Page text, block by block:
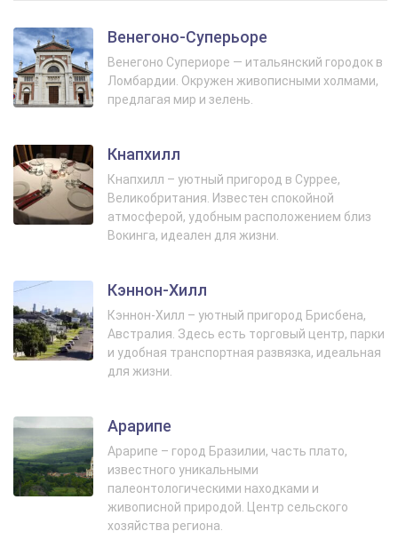
Венегоно-Суперьоре
Венегоно Супериоре — итальянский городок в
Ломбардии. Окружен живописными холмами,
предлагая мир и зелень.
Кнапхилл
Кнапхилл – уютный пригород в Суррее,
Великобритания. Известен спокойной
атмосферой, удобным расположением близ
Вокинга, идеален для жизни.
Кэннон-Хилл
Кэннон-Хилл – уютный пригород Брисбена,
Австралия. Здесь есть торговый центр, парки
и удобная транспортная развязка, идеальная
для жизни.
Арарипе
Арарипе – город Бразилии, часть плато,
известного уникальными
палеонтологическими находками и
живописной природой. Центр сельского
хозяйства региона.